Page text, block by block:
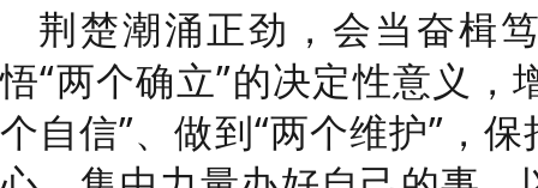
荆楚潮涌正劲，会当奋楫
悟“两个确立”的决定性意义，
个自信”、做到“两个维护” ，